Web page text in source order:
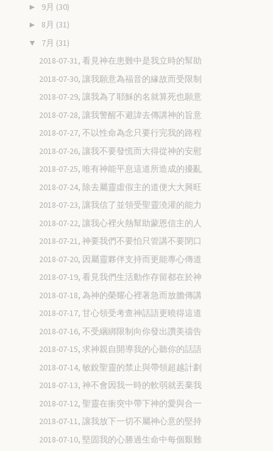
► 9月 (30)
► 8月 (31)
▼ 7月 (31)
2018-07-31, 看見神在患難中是我立時的幫助
2018-07-30, 讓我願意為福音的緣故而受限制
2018-07-29, 讓我為了耶穌的名就算死也願意
2018-07-28, 讓我警醒不避諱去傳講神的旨意
2018-07-27, 不以性命為念只要行完我的路程
2018-07-26, 讓我不要發慌而大得從神的安慰
2018-07-25, 唯有神能平息這道所造成的擾亂
2018-07-24, 除去屬靈虛假主的道便大大興旺
2018-07-23, 讓我信了並領受聖靈澆灌的能力
2018-07-22, 讓我心裡火熱幫助蒙恩信主的人
2018-07-21, 神要我們不要怕只管講不要閉口
2018-07-20, 因屬靈夥伴支持而更能專心傳道
2018-07-19, 看見我們生活動作存留都在於神
2018-07-18, 為神的榮耀心裡著急而放膽傳講
2018-07-17, 甘心領受考查神話語更曉得這道
2018-07-16, 不受綑綁限制向你發出讚美禱告
2018-07-15, 求神親自開導我的心聽你的話語
2018-07-14, 敏銳聖靈的禁止與帶領超越計劃
2018-07-13, 神不會因我一時的軟弱就丟棄我
2018-07-12, 聖靈在衝突中帶下神的愛與合一
2018-07-11, 讓我放下一切不屬神心意的堅持
2018-07-10, 堅固我的心勝過生命中每個艱難